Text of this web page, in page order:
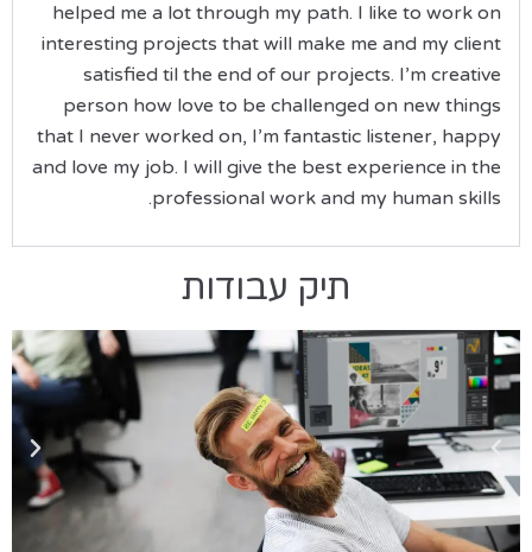
helped me a lot through my path. I like to work on
interesting projects that will make me and my client
satisfied til the end of our projects. I’m creative
person how love to be challenged on new things
that I never worked on, I’m fantastic listener, happy
and love my job. I will give the best experience in the
professional work and my human skills.
תיק עבודות